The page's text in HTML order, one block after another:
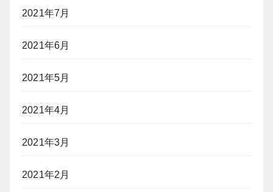
2021年7月
2021年6月
2021年5月
2021年4月
2021年3月
2021年2月